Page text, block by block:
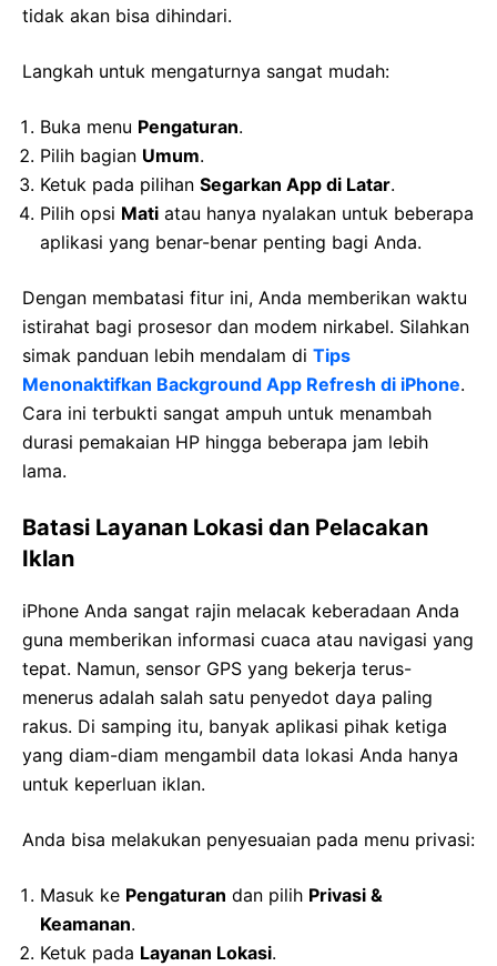
tidak akan bisa dihindari.
Langkah untuk mengaturnya sangat mudah:
Buka menu Pengaturan.
Pilih bagian Umum.
Ketuk pada pilihan Segarkan App di Latar.
Pilih opsi Mati atau hanya nyalakan untuk beberapa
aplikasi yang benar-benar penting bagi Anda.
Dengan membatasi fitur ini, Anda memberikan waktu
istirahat bagi prosesor dan modem nirkabel. Silahkan
simak panduan lebih mendalam di Tips
Menonaktifkan Background App Refresh di iPhone.
Cara ini terbukti sangat ampuh untuk menambah
durasi pemakaian HP hingga beberapa jam lebih
lama.
Batasi Layanan Lokasi dan Pelacakan
Iklan
iPhone Anda sangat rajin melacak keberadaan Anda
guna memberikan informasi cuaca atau navigasi yang
tepat. Namun, sensor GPS yang bekerja terus-
menerus adalah salah satu penyedot daya paling
rakus. Di samping itu, banyak aplikasi pihak ketiga
yang diam-diam mengambil data lokasi Anda hanya
untuk keperluan iklan.
Anda bisa melakukan penyesuaian pada menu privasi:
Masuk ke Pengaturan dan pilih Privasi &
Keamanan.
Ketuk pada Layanan Lokasi.